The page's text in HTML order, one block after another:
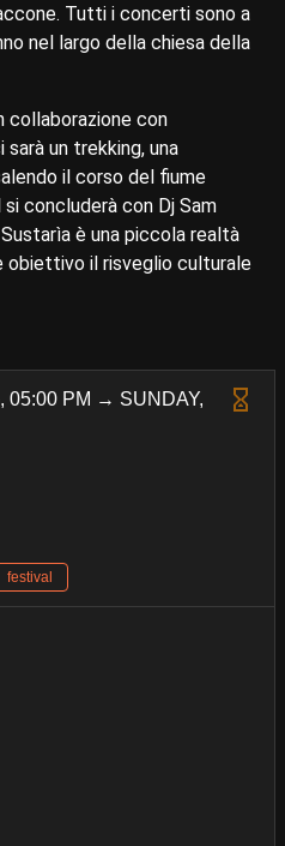
Tutti i concerti sono a
nel largo della chiesa della
collaborazione con
sarà un trekking, una
il corso del fiume
concluderà con Dj Sam
è una piccola realtà
obiettivo il risveglio culturale
05:00 PM → SUNDAY,
festival